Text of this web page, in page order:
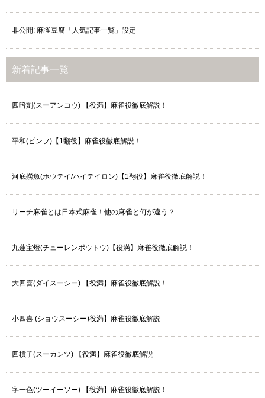
非公開: 麻雀豆腐「人気記事一覧」設定
新着記事一覧
四暗刻(スーアンコウ) 【役満】麻雀役徹底解説！
平和(ピンフ)【1翻役】麻雀役徹底解説！
河底撈魚(ホウテイ/ハイテイロン)【1翻役】麻雀役徹底解説！
リーチ麻雀とは日本式麻雀！他の麻雀と何が違う？
九蓮宝燈(チューレンポウトウ)【役満】麻雀役徹底解説！
大四喜(ダイスーシー) 【役満】麻雀役徹底解説！
小四喜 (ショウスーシー)役満】麻雀役徹底解説
四槓子(スーカンツ) 【役満】麻雀役徹底解説
字一色(ツーイーソー) 【役満】麻雀役徹底解説！